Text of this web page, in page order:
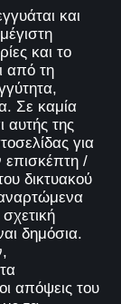
και
και το
από τη
Σε καμία
αυτής της
για
επισκέπτη /
δικτυακού
δημόσια.
απόψεις του